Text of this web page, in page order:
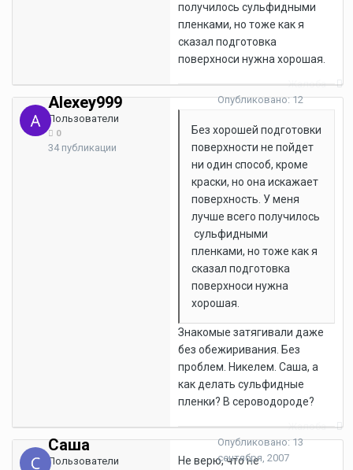
получилось сульфидными
пленками, но тоже как я
сказал подготовка
поверхноси нужна хорошая.
Alexey999
Пользователи
0
34 публикации
Жалоба
Опубликовано:12
Без хорошей подготовки
поверхности не пойдет
ни один способ, кроме
краски, но она искажает
поверхность. У меня
лучше всего получилось
сульфидными
пленками, но тоже как я
сказал подготовка
поверхноси нужна
хорошая.
Знакомые затягивали даже
без обежиривания. Без
проблем. Никелем. Саша, а
как делать сульфидные
пленки? В сероводороде?
Саша
Пользователи
Жалоба
Опубликовано:13
сентября, 2007
Не верю, что не